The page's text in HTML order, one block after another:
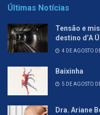
Últimas Notícias
Tensão e
destino d’A
4 DE AGOSTO
Baixinha
5 DE AGOSTO
Dra. Ariane